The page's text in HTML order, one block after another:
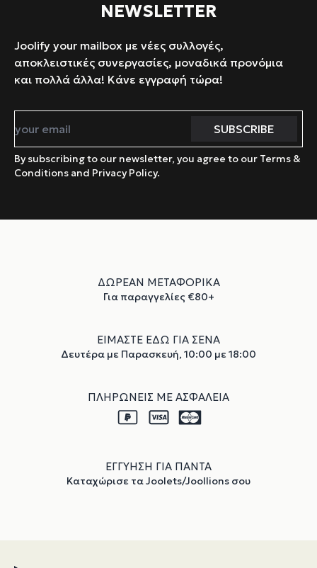
NEWSLETTER
Joolify your mailbox με νέες συλλογές,
αποκλειστικές συνεργασίες, μοναδικά προνόμια
και πολλά άλλα! Κάνε εγγραφή τώρα!
By subscribing to our newsletter, you agree to our Terms &
Conditions and Privacy Policy.
ΔΩΡΕΑΝ ΜΕΤΑΦΟΡΙΚΑ
Για παραγγελίες €80+
ΕΙΜΑΣΤΕ ΕΔΩ ΓΙΑ ΣΕΝΑ
Δευτέρα με Παρασκευή, 10:00 με 18:00
ΠΛΗΡΩΝΕΙΣ ΜΕ ΑΣΦΑΛΕΙΑ
ΕΓΓΥΗΣΗ ΓΙΑ ΠΑΝΤΑ
Καταχώρισε τα Joolets/Joollions σου